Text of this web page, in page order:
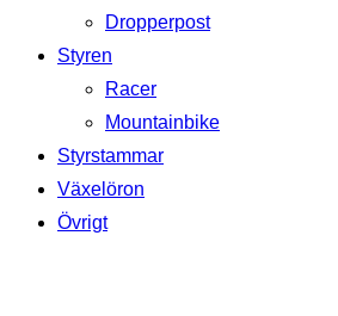
Dropperpost
Styren
Racer
Mountainbike
Styrstammar
Växelöron
Övrigt